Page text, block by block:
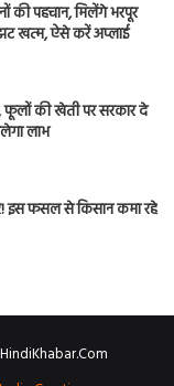
की पहचान, मिलेंगे भरपूर
खत्म, ऐसे करें अप्लाई
की खेती पर सरकार दे
लाभ
इस फसल से किसान कमा रहे